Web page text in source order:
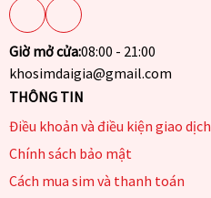
Giờ mở cửa:08:00 - 21:00
khosimdaigia@gmail.com
THÔNG TIN
Điều khoản và điều kiện giao dịch
Chính sách bảo mật
Cách mua sim và thanh toán